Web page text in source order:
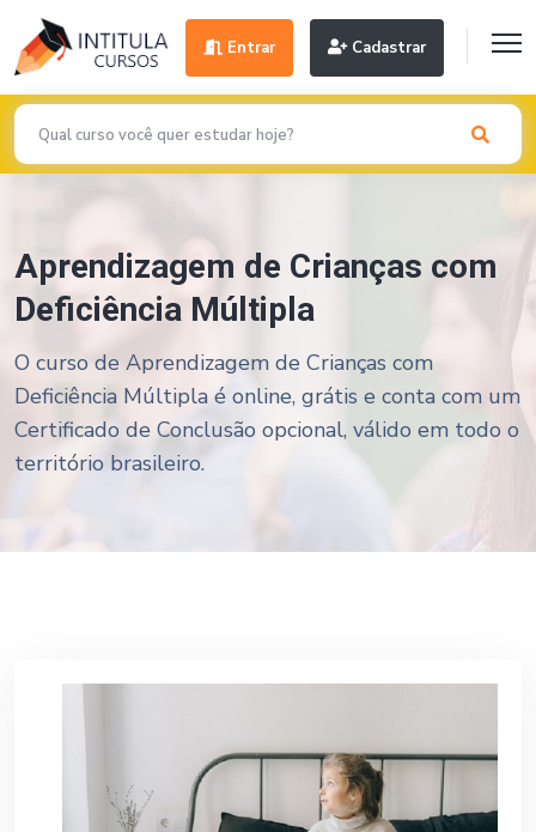
Entrar Cadastrar
Aprendizagem de Crianças com
Deficiência Múltipla
O curso de Aprendizagem de Crianças com
Deficiência Múltipla é online, grátis e conta com um
Certificado de Conclusão opcional, válido em todo o
território brasileiro.